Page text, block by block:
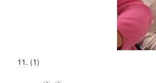
11. (1)